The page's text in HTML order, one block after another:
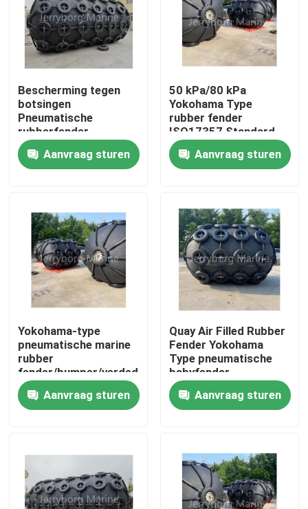
Huis
Producten
Fabrieksreis
Kwaliteitscontrole
Nieuws
Gevallen
hydro pneumatisch stootkussen
Bescherming tegen
botsingen
Pneumatische
rubberfender
Aanvraag sturen
50 kPa/80 kPa
Yokohama Type
rubber fender
ISO17357 Standard
met hoge kwaliteit
bescherming
Aanvraag sturen
Yokohama-type
pneumatische marine
rubber
fender/bumper/verdediging
met ketting en
bandennet
Aanvraag sturen
Quay Air Filled Rubber
Fender Yokohama
Type pneumatische
babyfender
Aanvraag sturen